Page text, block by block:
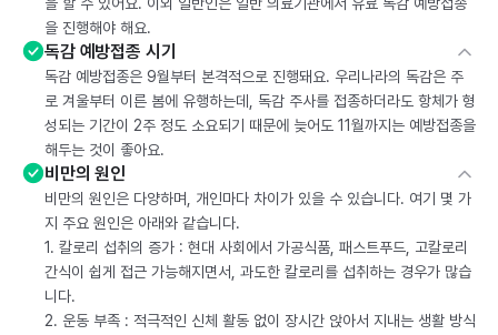
을 진행해야 해요.
독감 예방접종 시기
독감 예방접종은 9월부터 본격적으로 진행돼요. 우리나라의 독감은 주
로 겨울부터 이른 봄에 유행하는데, 독감 주사를 접종하더라도 항체가 형
성되는 기간이 2주 정도 소요되기 때문에 늦어도 11월까지는 예방접종을
해두는 것이 좋아요.
비만의 원인
비만의 원인은 다양하며, 개인마다 차이가 있을 수 있습니다. 여기 몇 가
지 주요 원인은 아래와 같습니다.
1. 칼로리 섭취의 증가 : 현대 사회에서 가공식품, 패스트푸드, 고칼로리
간식이 쉽게 접근 가능해지면서, 과도한 칼로리를 섭취하는 경우가 많습
니다.
2. 운동 부족 : 적극적인 신체 활동 없이 장시간 앉아서 지내는 생활 방식